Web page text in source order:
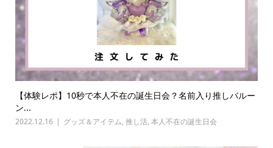
【体験レポ】10秒で本人不在の誕生日会？名前入り推しバルー
ン...
2022.12.16 グッズ＆アイテム, 推し活, 本人不在の誕生日会